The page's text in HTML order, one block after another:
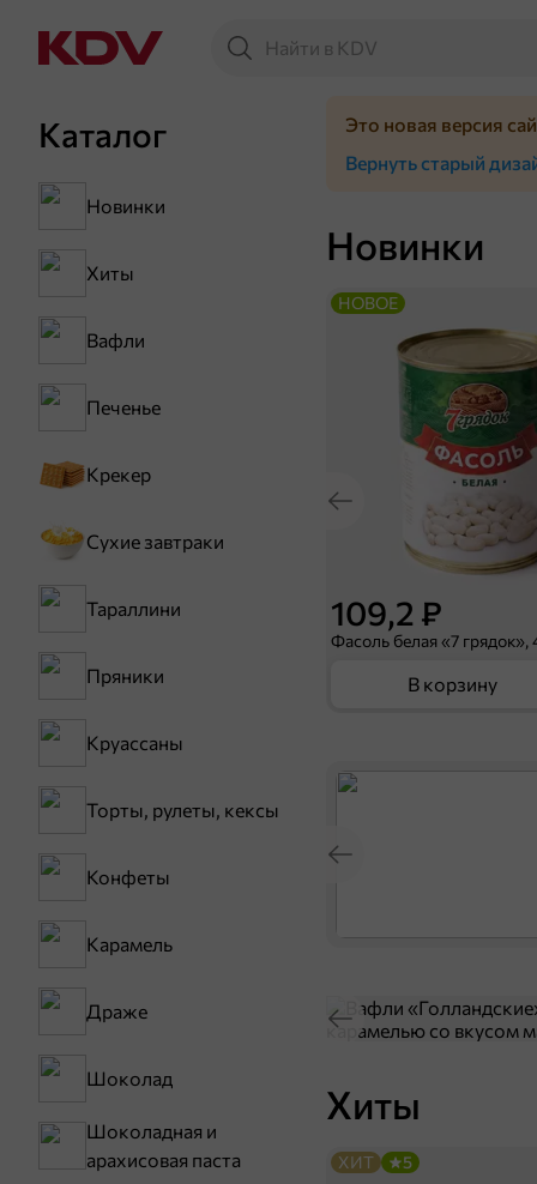
Каталог
Новинки
Хиты
Вафли
Печенье
Крекер
Сухие завтраки
Тараллини
Пряники
Круассаны
Торты, рулеты, кексы
Конфеты
Карамель
Драже
Шоколад
Шоколадная и
арахисовая паста
Новинки
109,2 ₽
Фасоль белая «7 грядок»,
НОВОЕ
В корзину
Хиты
ХИТ 5
Это новая версия
Вернуть старый